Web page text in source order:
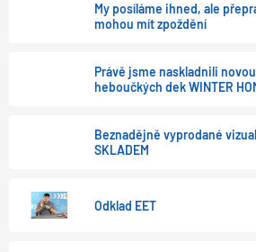
My posíláme ihned, ale
mohou mít zpoždění
Právě jsme naskladnili
heboučkých dek WINTER
Beznadějně vyprodané
SKLADEM
Odklad EET